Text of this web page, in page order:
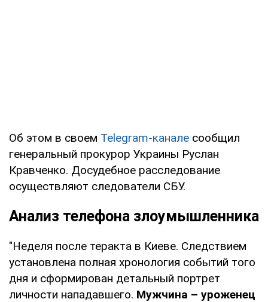
Об этом в своем Telegram-канале сообщил
генеральный прокурор Украины Руслан
Кравченко. Досудебное расследование
осуществляют следователи СБУ.
Анализ телефона злоумышленника
"Неделя после теракта в Киеве. Следствием
установлена полная хронология событий того
дня и сформирован детальный портрет
личности нападавшего. Мужчина – уроженец